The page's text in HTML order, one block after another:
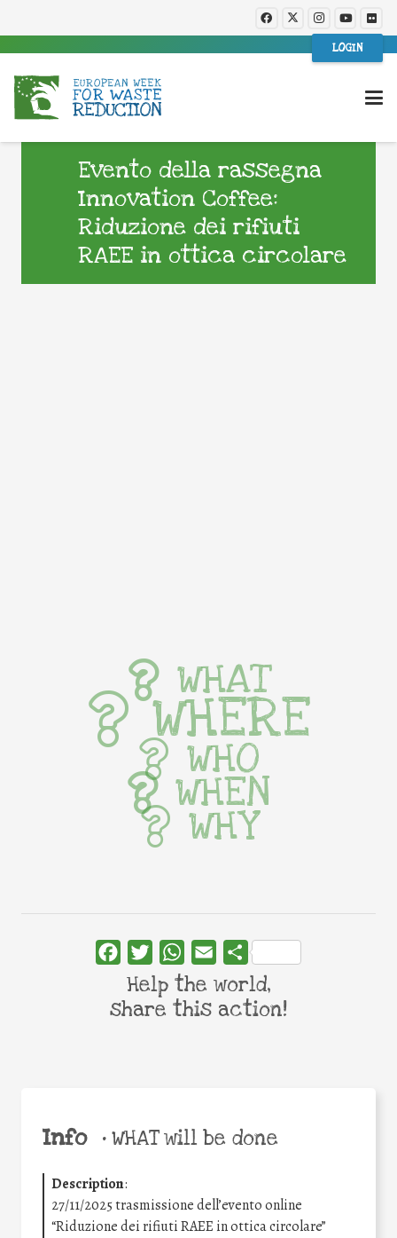
LOGIN
Evento della rassegna
Innovation Coffee:
Riduzione dei rifiuti
RAEE in ottica circolare
Info •WHAT will be done
Description:
27/11/2025 trasmissione dell’evento online
“Riduzione dei rifiuti RAEE in ottica circolare”
WHAT
WHERE
WHO
WHEN
WHY
FacebookTwitterWhatsApp
Email Share
Help the world,
share this action!